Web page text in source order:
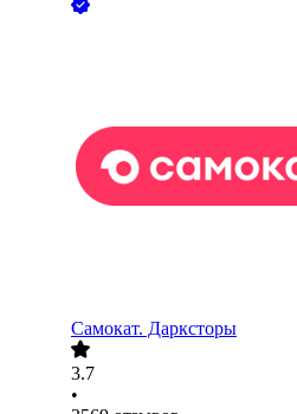
Самокат. Дарксторы
3.7
•